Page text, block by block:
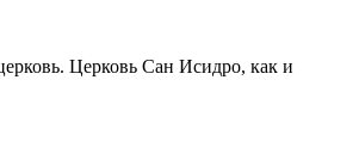
Церковь Сан Исидро, как и